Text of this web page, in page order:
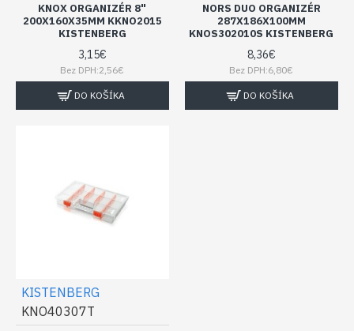
KNOX ORGANIZÉR 8"
200X160X35MM KKNO2015
KISTENBERG
3,15€
Bez DPH:2,56€
DO KOŠÍKA
NORS DUO ORGANIZÉR
287X186X100MM
KNOS302010S KISTENBERG
8,36€
Bez DPH:6,80€
DO KOŠÍKA
KISTENBERG
KNO40307T